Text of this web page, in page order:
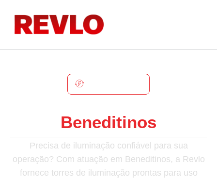
Beneditinos
Precisa de iluminação confiável para sua
operação? Com atuação em Beneditinos, a Revlo
fornece torres de iluminação prontas para uso